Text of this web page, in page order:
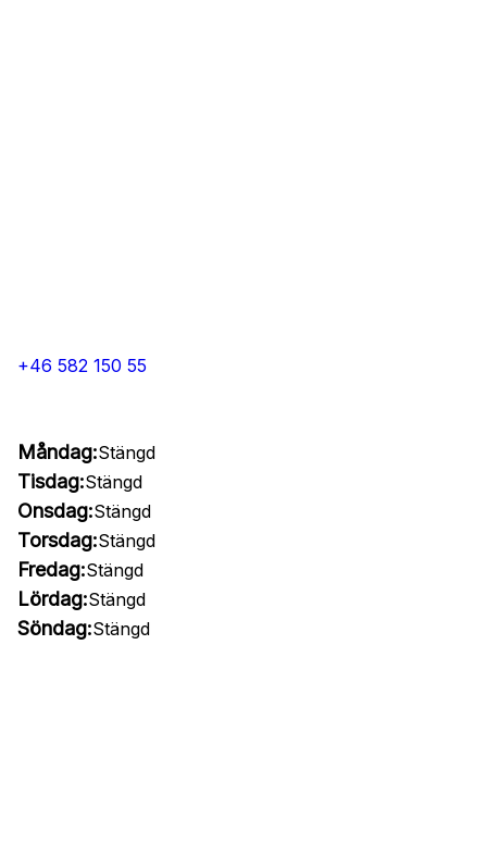
+46 582 150 55
Måndag:Stängd
Tisdag:Stängd
Onsdag:Stängd
Torsdag:Stängd
Fredag:Stängd
Lördag:Stängd
Söndag:Stängd